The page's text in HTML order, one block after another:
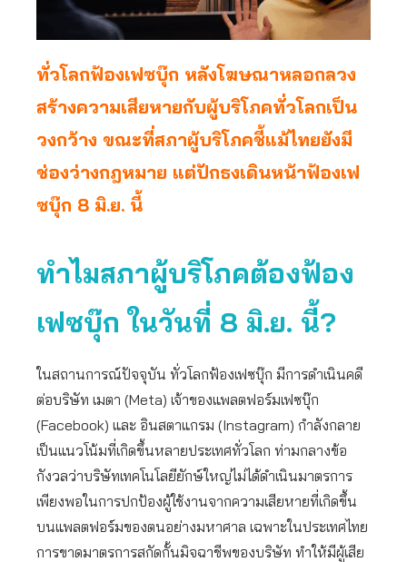
ทั่วโลกฟ้องเฟซบุ๊ก หลังโฆษณาหลอกลวง
สร้างความเสียหายกับผู้บริโภคทั่วโลกเป็น
วงกว้าง ขณะที่สภาผู้บริโภคชี้แม้ไทยยังมี
ช่องว่างกฎหมาย แต่ปักธงเดินหน้าฟ้องเฟ
ซบุ๊ก 8 มิ.ย. นี้
ทำไมสภาผู้บริโภคต้องฟ้อง
เฟซบุ๊ก ในวันที่ 8 มิ.ย. นี้?
ในสถานการณ์ปัจจุบัน ทั่วโลกฟ้องเฟซบุ๊ก มีการดำเนินคดี
ต่อบริษัท เมตา (Meta) เจ้าของแพลตฟอร์มเฟซบุ๊ก
(Facebook) และ อินสตาแกรม (Instagram) กำลังกลาย
เป็นแนวโน้มที่เกิดขึ้นหลายประเทศทั่วโลก ท่ามกลางข้อ
กังวลว่าบริษัทเทคโนโลยียักษ์ใหญ่ไม่ได้ดำเนินมาตรการ
เพียงพอในการปกป้องผู้ใช้งานจากความเสียหายที่เกิดขึ้น
บนแพลตฟอร์มของตนอย่างมหาศาล เฉพาะในประเทศไทย
การขาดมาตรการสกัดกั้นมิจฉาชีพของบริษัท ทำให้มีผู้เสีย